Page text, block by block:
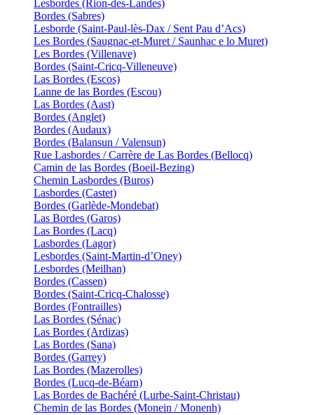
Lesbordes (Rion-des-Landes)
Bordes (Sabres)
Lesborde (Saint-Paul-lès-Dax / Sent Pau d’Acs)
Les Bordes (Saugnac-et-Muret / Saunhac e lo Muret)
Les Bordes (Villenave)
Bordes (Saint-Cricq-Villeneuve)
Las Bordes (Escos)
Lanne de las Bordes (Escou)
Las Bordes (Aast)
Bordes (Anglet)
Bordes (Audaux)
Bordes (Balansun / Valensun)
Rue Lasbordes / Carrère de Las Bordes (Bellocq)
Camin de las Bordes (Boeil-Bezing)
Chemin Lasbordes (Buros)
Lasbordes (Castet)
Bordes (Garlède-Mondebat)
Las Bordes (Garos)
Las Bordes (Lacq)
Lasbordes (Lagor)
Lesbordes (Saint-Martin-d’Oney)
Lesbordes (Meilhan)
Bordes (Cassen)
Bordes (Saint-Cricq-Chalosse)
Bordes (Fontrailles)
Las Bordes (Sénac)
Las Bordes (Ardizas)
Las Bordes (Sana)
Bordes (Garrey)
Las Bordes (Mazerolles)
Bordes (Lucq-de-Béarn)
Las Bordes de Bachéré (Lurbe-Saint-Christau)
Chemin de las Bordes (Monein / Monenh)